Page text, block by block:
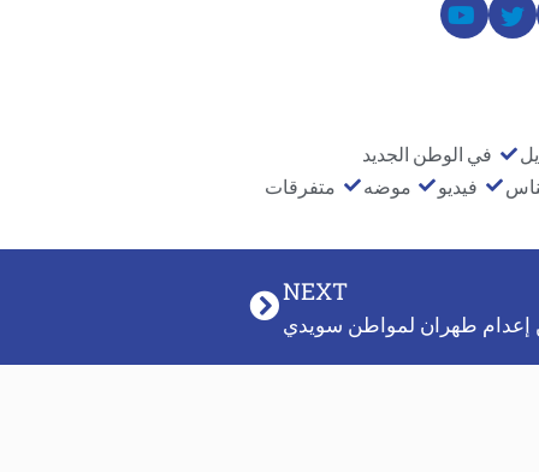
في الوطن الجديد
فيديو موضه متفرقات
NEXT
إعدام طهران لمواطن سويدي